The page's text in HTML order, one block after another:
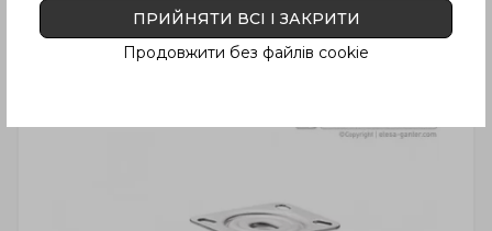
ПРИЙНЯТИ ВСІ І ЗАКРИТИ
Продовжити без файлів cookie